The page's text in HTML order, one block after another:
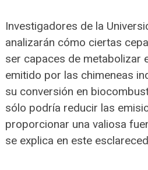
Investigadores de la
analizarán cómo ciertas
ser capaces de metabolizar
emitido por las chimeneas
su conversión en
sólo podría reducir las
proporcionar una valiosa
se explica en este